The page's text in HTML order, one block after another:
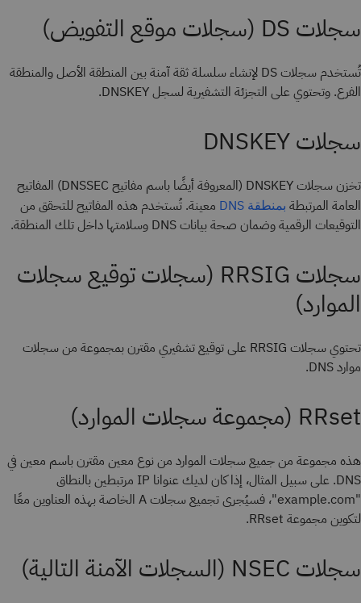
سجلات DS (سجلات موقع التفويض)
تُستخدم سجلات DS لإنشاء سلسلة ثقة آمنة بين المنطقة الأصل والمنطقة
الفرع. وتحتوي على التجزئة التشفيرية لسجل DNSKEY.
سجلات DNSKEY
تخزن سجلات DNSKEY (المعروفة أيضًا باسم مفاتيح DNSSEC) المفاتيح
العامة المرتبطة بمنطقة DNS
معينة. تُستخدم هذه المفاتيح للتحقق من
التوقيعات الرقمية وضمان صحة بيانات DNS وسلامتها داخل تلك المنطقة.
سجلات RRSIG (سجلات توقيع سجلات
الموارد)
تحتوي سجلات RRSIG على توقيع تشفيري مقترن بمجموعة من سجلات
موارد DNS.
RRset (مجموعة سجلات الموارد)
هذه مجموعة من جميع سجلات الموارد من نوع معين مقترن باسم معين في
DNS. على سبيل المثال، إذا كان لديك عنوانا IP مرتبطين بالنطاق
"example.com"، فسيُجرى تجميع سجلات A الخاصة بهذه العناوين معًا
لتكوين مجموعة RRset.
سجلات NSEC (السجلات الآمنة التالية)